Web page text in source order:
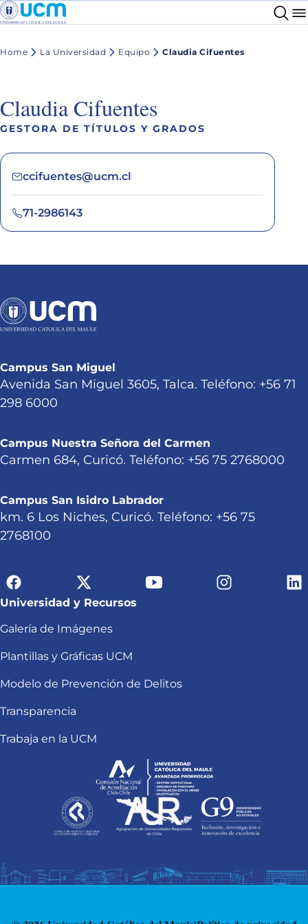
Home La Universidad Equipo Claudia Cifuentes
Claudia Cifuentes
GESTORA DE TÍTULOS Y GRADOS
ccifuentes@ucm.cl
71-2986143
Campus San Miguel
Avenida San Miguel 3605, Talca. Teléfono: +56 71
298 6000
Campus Nuestra Señora del Carmen
Carmen 684, Curicó. Teléfono: +56 75 2768000
Campus San Isidro Labrador
km. 6 Los Niches, Curicó. Teléfono: +56 75
2768100
Universidad y Recursos
Galería de Imágenes
Plantillas y Gráficas UCM
Modelo de Prevención de Delitos
Transparencia
Trabaja en la UCM